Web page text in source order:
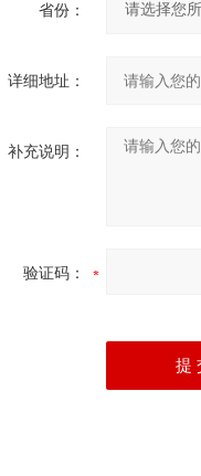
省份：
详细地址：
补充说明：
验证码：